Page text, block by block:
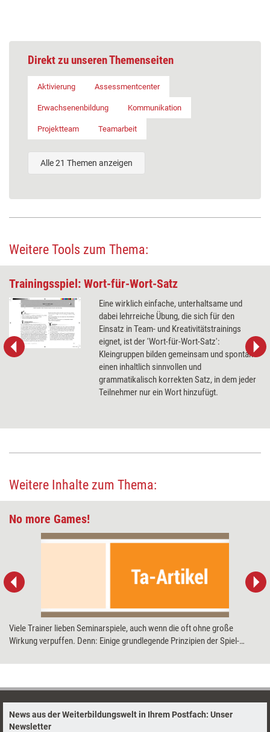
Direkt zu unseren Themenseiten
Aktivierung Assessmentcenter
Erwachsenenbildung Kommunikation
Projektteam Teamarbeit
Alle 21 Themen anzeigen
Weitere Tools zum Thema:
Trainingsspiel: Wort-für-Wort-Satz
Eine wirklich einfache, unterhaltsame und
dabei lehrreiche Übung, die sich für den
Einsatz in Team- und Kreativitätstrainings
eignet, ist der 'Wort-für-Wort-Satz':
Kleingruppen bilden gemeinsam und spontan
einen inhaltlich sinnvollen und
grammatikalisch korrekten Satz, in dem jeder
Teilnehmer nur ein Wort hinzufügt.
Weitere Inhalte zum Thema:
No more Games!
Viele Trainer lieben Seminarspiele, auch wenn die oft ohne große
Wirkung verpuffen. Denn: Einige grundlegende Prinzipien der Spiel­
erklärt, wie Lernprojekte gelingen, die Spaß und Ernst miteinander
News aus der Weiterbildungswelt in Ihrem Postfach: Unser
Newsletter